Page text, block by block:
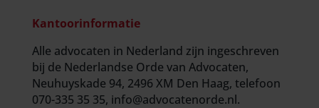
Kantoorinformatie
Alle advocaten in Nederland zijn ingeschreven
bij de Nederlandse Orde van Advocaten,
Neuhuyskade 94, 2496 XM Den Haag, telefoon
070-335 35 35, info@advocatenorde.nl.